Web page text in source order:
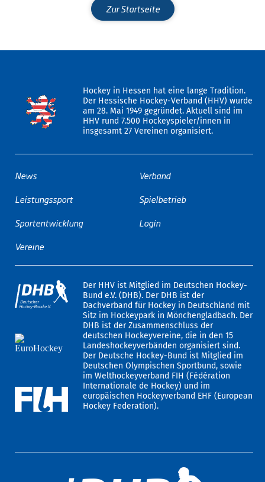
Zur Startseite
Hockey in Hessen hat eine lange Tradition.
Der Hessische Hockey-Verband (HHV) wurde
am 28. Mai 1949 gegründet. Aktuell sind im
HHV rund 7.500 Hockeyspieler/innen in
insgesamt 27 Vereinen organisiert.
News
Leistungssport
Sportentwicklung
Vereine
Verband
Spielbetrieb
Login
Der HHV ist Mitglied im Deutschen Hockey-
Bund e.V. (DHB). Der DHB ist der
Dachverband für Hockey in Deutschland mit
Sitz im Hockeypark in Mönchengladbach. Der
DHB ist der Zusammenschluss der
deutschen Hockeyvereine, die in den 15
Landeshockeyverbänden organisiert sind.
Der Deutsche Hockey-Bund ist Mitglied im
Deutschen Olympischen Sportbund, sowie
im Welthockeyverband FIH (Fédération
Internationale de Hockey) und im
europäischen Hockeyverband EHF (European
Hockey Federation).